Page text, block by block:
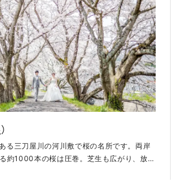
る三刀屋川の河川敷で桜の名所です。両岸
約1000本の桜は圧巻。芝生も広がり、放感
ョンです。見渡す限り一面満開の桜。桜の